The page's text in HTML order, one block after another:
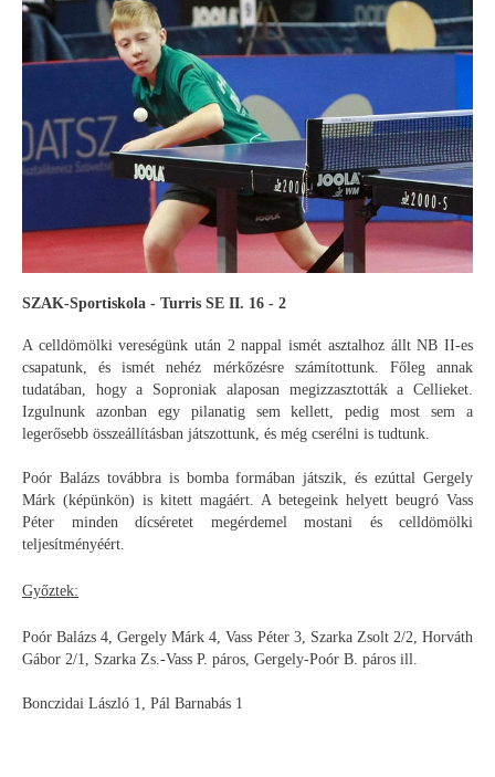
SZAK-Sportiskola - Turris SE II. 16 - 2
A celldömölki vereségünk után 2 nappal ismét asztalhoz állt NB II-es
csapatunk, és ismét nehéz mérkőzésre számítottunk. Főleg annak
tudatában, hogy a Soproniak alaposan megizzasztották a Cellieket.
Izgulnunk azonban egy pilanatig sem kellett, pedig most sem a
legerősebb összeállításban játszottunk, és még cserélni is tudtunk.
Poór Balázs továbbra is bomba formában játszik, és ezúttal Gergely
Márk (képünkön) is kitett magáért. A betegeink helyett beugró Vass
Péter minden dícséretet megérdemel mostani és celldömölki
teljesítményéért.
Győztek:
Poór Balázs 4, Gergely Márk 4, Vass Péter 3, Szarka Zsolt 2/2, Horváth
Gábor 2/1, Szarka Zs.-Vass P. páros, Gergely-Poór B. páros ill.
Bonczidai László 1, Pál Barnabás 1